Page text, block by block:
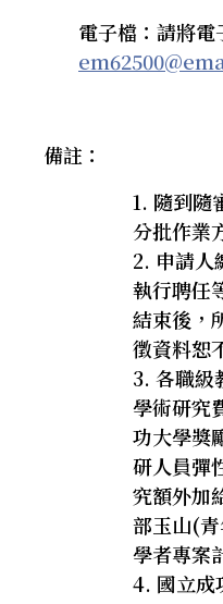
電子檔：請將電
備註：
隨到隨
分批作業
申請人
執行聘任
結束後，
徵資料恕
各職級
學術研究
功大學獎
研人員彈
究額外加
部玉山(
學者專案
國立成